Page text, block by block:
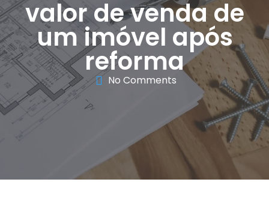
valor de venda de
um imóvel após
reforma
No Comments